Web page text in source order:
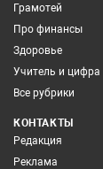
Грамотей
Про финансы
Здоровье
Учитель и цифра
Все рубрики
КОНТАКТЫ
Редакция
Реклама